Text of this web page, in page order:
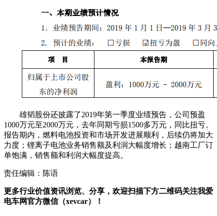
雄韬股份还披露了2019年第一季度业绩预告，公司预盈
1000万元至2000万元，去年同期亏损1500多万元，同比扭亏。
报告期内，燃料电池投资和市场开发进展顺利，后续仍将加大
力度；锂离子电池业务销售额及利润大幅度增长；越南工厂订
单饱满，销售额和利润大幅度提高。
责任编辑：陈语
更多行业价值资讯浏览、分享，欢迎扫描下方二维码关注我爱
电车网官方微信（xevcar）！